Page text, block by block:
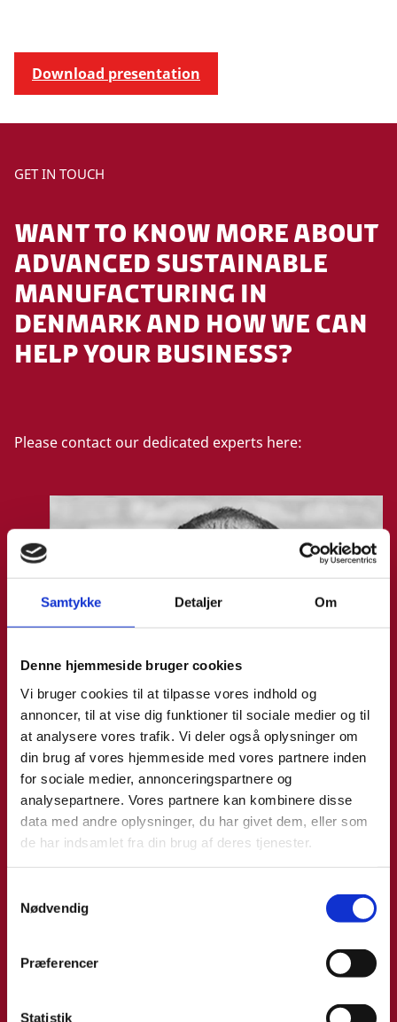
Samtykke Detaljer Om
Denne hjemmeside bruger cookies
Vi bruger cookies til at tilpasse vores indhold og
annoncer, til at vise dig funktioner til sociale medier og til
at analysere vores trafik. Vi deler også oplysninger om
din brug af vores hjemmeside med vores partnere inden
for sociale medier, annonceringspartnere og
analysepartnere. Vores partnere kan kombinere disse
data med andre oplysninger, du har givet dem, eller som
de har indsamlet fra din brug af deres tjenester.
Nødvendig
Præferencer
Statistik
Download presentation
GET IN TOUCH
WANT TO KNOW MORE ABOUT
ADVANCED SUSTAINABLE
MANUFACTURING IN
DENMARK AND HOW WE CAN
HELP YOUR BUSINESS?
Please contact our dedicated experts here:
Björn Snorri Gudmundsson Bøg
Title:
Special Advisor - Logistics, Distribution &